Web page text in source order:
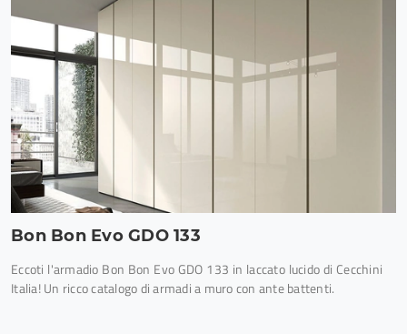
Bon Bon Evo GDO 133
Eccoti l'armadio Bon Bon Evo GDO 133 in laccato lucido di Cecchini
Italia! Un ricco catalogo di armadi a muro con ante battenti.